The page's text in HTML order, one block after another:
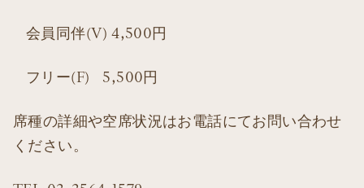
会員同伴(V) 4,500円
フリー(F) 5,500円
席種の詳細や空席状況はお電話にてお問い合わせ
ください。